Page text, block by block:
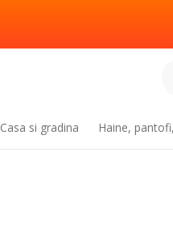
Casa si gradina Haine,